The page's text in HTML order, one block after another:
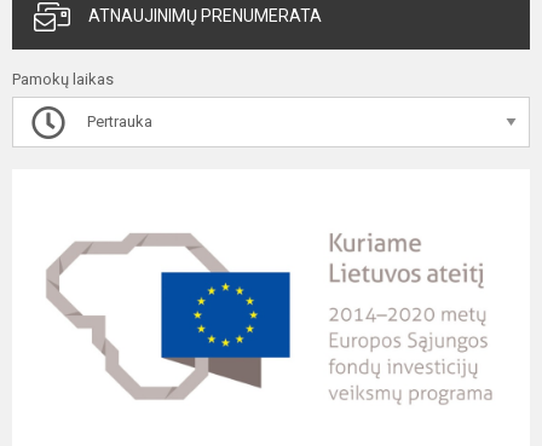
ATNAUJINIMŲ PRENUMERATA
Pamokų laikas
Pertrauka